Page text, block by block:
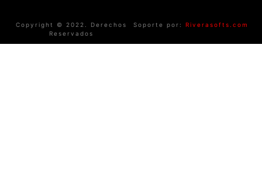
Copyright © 2022. Derechos
Reservados
Soporte por: Riverasofts.com